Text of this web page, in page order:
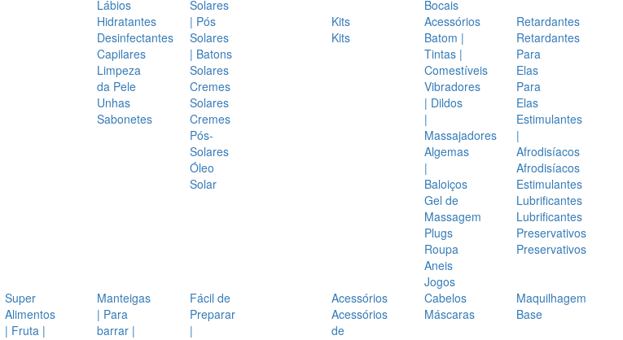
Lábios
Hidratantes
Desinfectantes
Capilares
Limpeza
da Pele
Unhas
Sabonetes
Solares
| Pós
Solares
| Batons
Solares
Cremes
Solares
Cremes
Pós-
Solares
Óleo
Solar
Bocais
Kits
Kits
Acessórios
Batom |
Tintas |
Comestíveis
Vibradores
| Dildos
|
Massajadores
Algemas
|
Baloiços
Gel de
Massagem
Plugs
Roupa
Aneis
Jogos
Retardantes
Retardantes
Para
Elas
Para
Elas
Estimulantes
|
Afrodisíacos
Afrodisíacos
Estimulantes
Lubrificantes
Lubrificantes
Preservativos
Preservativos
Super
Alimentos
| Fruta |
Manteigas
| Para
barrar |
Fácil de
Preparar
|
Acessórios
Acessórios
de
Cabelos
Máscaras
Maquilhagem
Base